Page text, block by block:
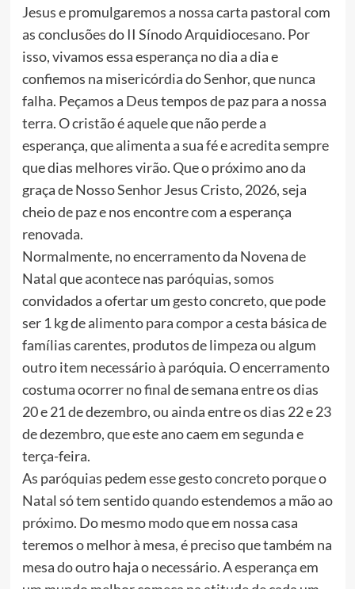
Jesus e promulgaremos a nossa carta pastoral com
as conclusões do II Sínodo Arquidiocesano. Por
isso, vivamos essa esperança no dia a dia e
confiemos na misericórdia do Senhor, que nunca
falha. Peçamos a Deus tempos de paz para a nossa
terra. O cristão é aquele que não perde a
esperança, que alimenta a sua fé e acredita sempre
que dias melhores virão. Que o próximo ano da
graça de Nosso Senhor Jesus Cristo, 2026, seja
cheio de paz e nos encontre com a esperança
renovada.
Normalmente, no encerramento da Novena de
Natal que acontece nas paróquias, somos
convidados a ofertar um gesto concreto, que pode
ser 1 kg de alimento para compor a cesta básica de
famílias carentes, produtos de limpeza ou algum
outro item necessário à paróquia. O encerramento
costuma ocorrer no final de semana entre os dias
20 e 21 de dezembro, ou ainda entre os dias 22 e 23
de dezembro, que este ano caem em segunda e
terça-feira.
As paróquias pedem esse gesto concreto porque o
Natal só tem sentido quando estendemos a mão ao
próximo. Do mesmo modo que em nossa casa
teremos o melhor à mesa, é preciso que também na
mesa do outro haja o necessário. A esperança em